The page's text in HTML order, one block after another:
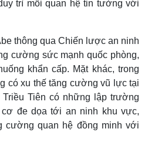
trì mối quan hệ tin tưởng với
thông qua Chiến lược an ninh
cường sức mạnh quốc phòng,
khẩn cấp. Mặt khác, trong
có xu thế tăng cường vũ lực tại
Tiên có những lập trường
cơ đe dọa tới an ninh khu vực,
cường quan hệ đồng minh với